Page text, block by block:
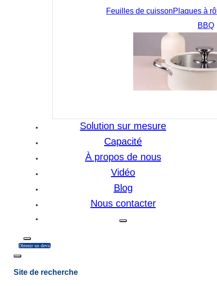
Feuilles de cuissonPlaques à
BBQ
Solution sur mesure
Capacité
À propos de nous
Vidéo
Blog
Nous contacter
Obtenir un devis
Site de recherche